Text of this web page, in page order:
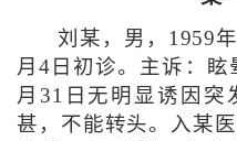
刘某，男，1959
月4日初诊。主诉：眩
月31日无明显诱因突
甚，不能转头。入某